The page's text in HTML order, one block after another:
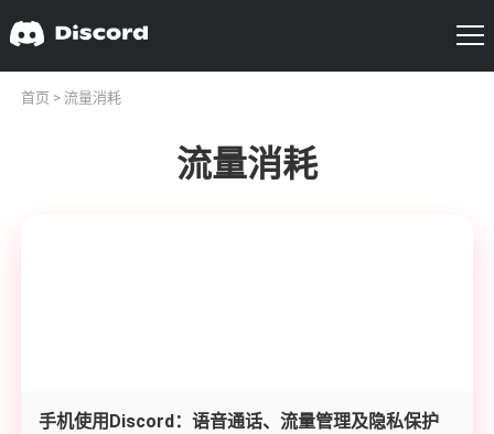
首页 > 流量消耗
流量消耗
手机使用Discord：语音通话、流量管理及隐私保护